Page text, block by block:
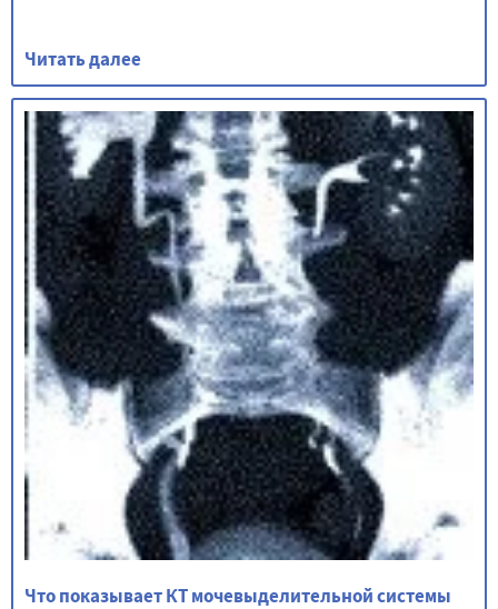
Читать далее
Что показывает КТ мочевыделительной системы